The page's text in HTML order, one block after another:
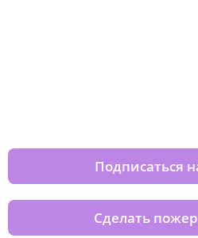
Подписаться
Сделать